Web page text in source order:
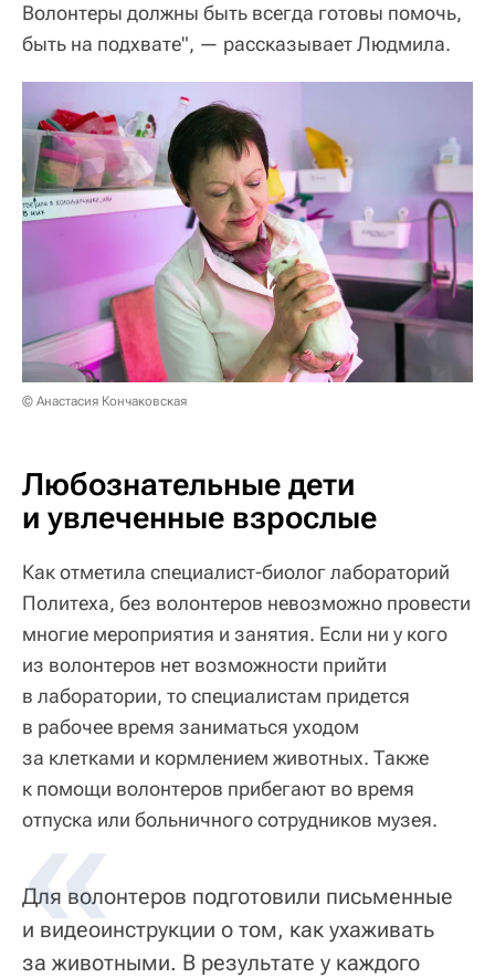
Волонтеры должны быть всегда готовы помочь,
быть на подхвате", — рассказывает Людмила.
© Анастасия Кончаковская
Любознательные дети
и увлеченные взрослые
Как отметила специалист-биолог лабораторий
Политеха, без волонтеров невозможно провести
многие мероприятия и занятия. Если ни у кого
из волонтеров нет возможности прийти
в лаборатории, то специалистам придется
в рабочее время заниматься уходом
за клетками и кормлением животных. Также
к помощи волонтеров прибегают во время
отпуска или больничного сотрудников музея.
Для волонтеров подготовили письменные
и видеоинструкции о том, как ухаживать
за животными. В результате у каждого